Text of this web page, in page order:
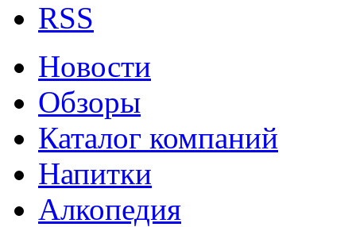
RSS
Новости
Обзоры
Каталог компаний
Напитки
Алкопедия